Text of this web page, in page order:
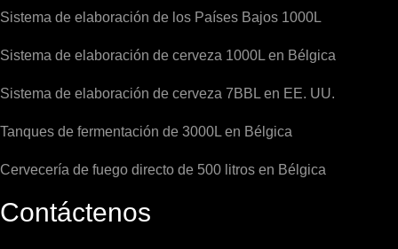
Sistema de elaboración de los Países Bajos 1000L
Sistema de elaboración de cerveza 1000L en Bélgica
Sistema de elaboración de cerveza 7BBL en EE. UU.
Tanques de fermentación de 3000L en Bélgica
Cervecería de fuego directo de 500 litros en Bélgica
Contáctenos